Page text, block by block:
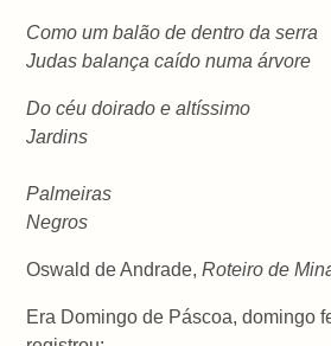
Como um balão de dentro da serra
Judas balança caído numa árvore
Do céu doirado e altíssimo
Jardins
Palmeiras
Negros
Oswald de Andrade, Roteiro de
Era Domingo de Páscoa, domingo